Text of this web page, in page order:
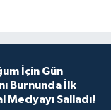
İçin Gün
Burnunda İlk
Medyayı Salladı!